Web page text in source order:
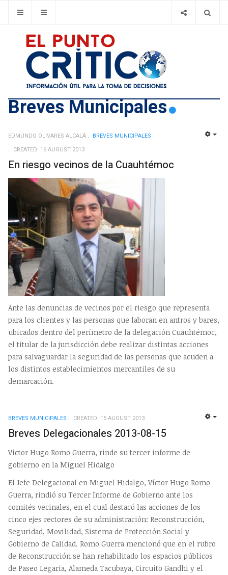
Breves Municipales
EDMUNDO OLIVARES ALCALÁ
BREVES MUNICIPALES
CREATED: 16 AUGUST 2013
En riesgo vecinos de la Cuauhtémoc
Ante las denuncias de vecinos por el riesgo que representa
para los clientes y las personas que laboran en antros y bares,
ubicados dentro del perímetro de la delegación Cuauhtémoc,
el titular de la jurisdicción debe realizar distintas acciones
para salvaguardar la seguridad de las personas que acuden a
los distintos establecimientos mercantiles de su
demarcación.
BREVES MUNICIPALES CREATED: 15 AUGUST 2013
Breves Delegacionales 2013-08-15
Victor Hugo Romo Guerra, rinde su tercer informe de
gobierno en la Miguel Hidalgo
El Jefe Delegacional en Miguel Hidalgo, Víctor Hugo Romo
Guerra, rindió su Tercer Informe de Gobierno ante los
comités vecinales, en el cual destacó las acciones de los
cinco ejes rectores de su administración: Reconstrucción,
Seguridad, Movilidad, Sistema de Protección Social y
Gobierno de Calidad. Romo Guerra mencionó que en el rubro
de Reconstrucción se han rehabilitado los espacios públicos
de Paseo Legaria, Alameda Tacubaya, Circuito Gandhi y el